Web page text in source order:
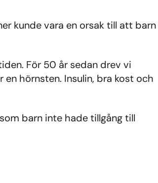
kunde vara en orsak till att barn
För 50 år sedan drev vi
hörnsten. Insulin, bra kost och
barn inte hade tillgång till